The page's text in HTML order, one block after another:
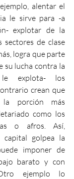
alentar el
le sirve para -a
explotar de la
de clase
logra que parte
su lucha contra la
explota- los
crean que
la porción más
como los
o afros. Así,
capital golpea la
imponer de
barato y con
ejemplo lo